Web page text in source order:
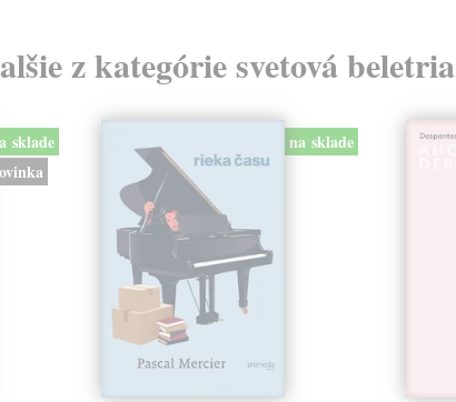
z kategórie svetová beletria
sklade
na sklade